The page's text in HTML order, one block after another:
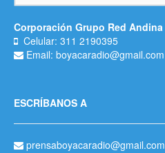
Corporación Grupo Red Andina
Celular: 311 2190395
Email: boyacaradio@gmail.com
ESCRÍBANOS A
prensaboyacaradio@gmail.com